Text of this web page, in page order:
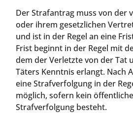
Der Strafantrag muss von der
oder ihrem gesetzlichen
und ist in der Regel an eine
Frist beginnt in der Regel mit
dem der Verletzte von der Tat
Täters Kenntnis erlangt. Nach
eine Strafverfolgung in der
möglich, sofern kein
Strafverfolgung besteht.